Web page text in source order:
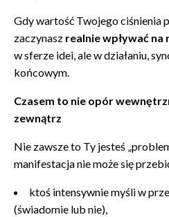
Gdy wartość Twojego ciśnienia
zaczynasz realnie wpływać
w sferze idei, ale w działaniu,
końcowym.
Czasem to nie opór
zewnątrz
Nie zawsze to Ty jesteś
manifestacja nie może się
ktoś intensywnie myśli w
(świadomie lub nie),